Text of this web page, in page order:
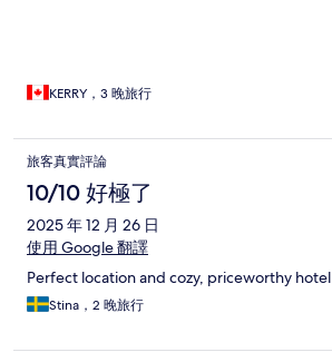
KERRY，3 晚旅行
旅客真實評論
10/10 好極了
2025 年 12 月 26 日
使用 Google 翻譯
Perfect location and cozy, priceworthy hotel
Stina，2 晚旅行